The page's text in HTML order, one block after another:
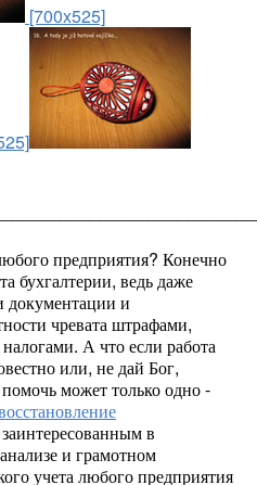
[700x525]
предприятия? Конечно
бухгалтерии, ведь даже
и
чревата штрафами,
А что если работа
или, не дай Бог,
может только одно -
в
и грамотном
учета любого предприятия